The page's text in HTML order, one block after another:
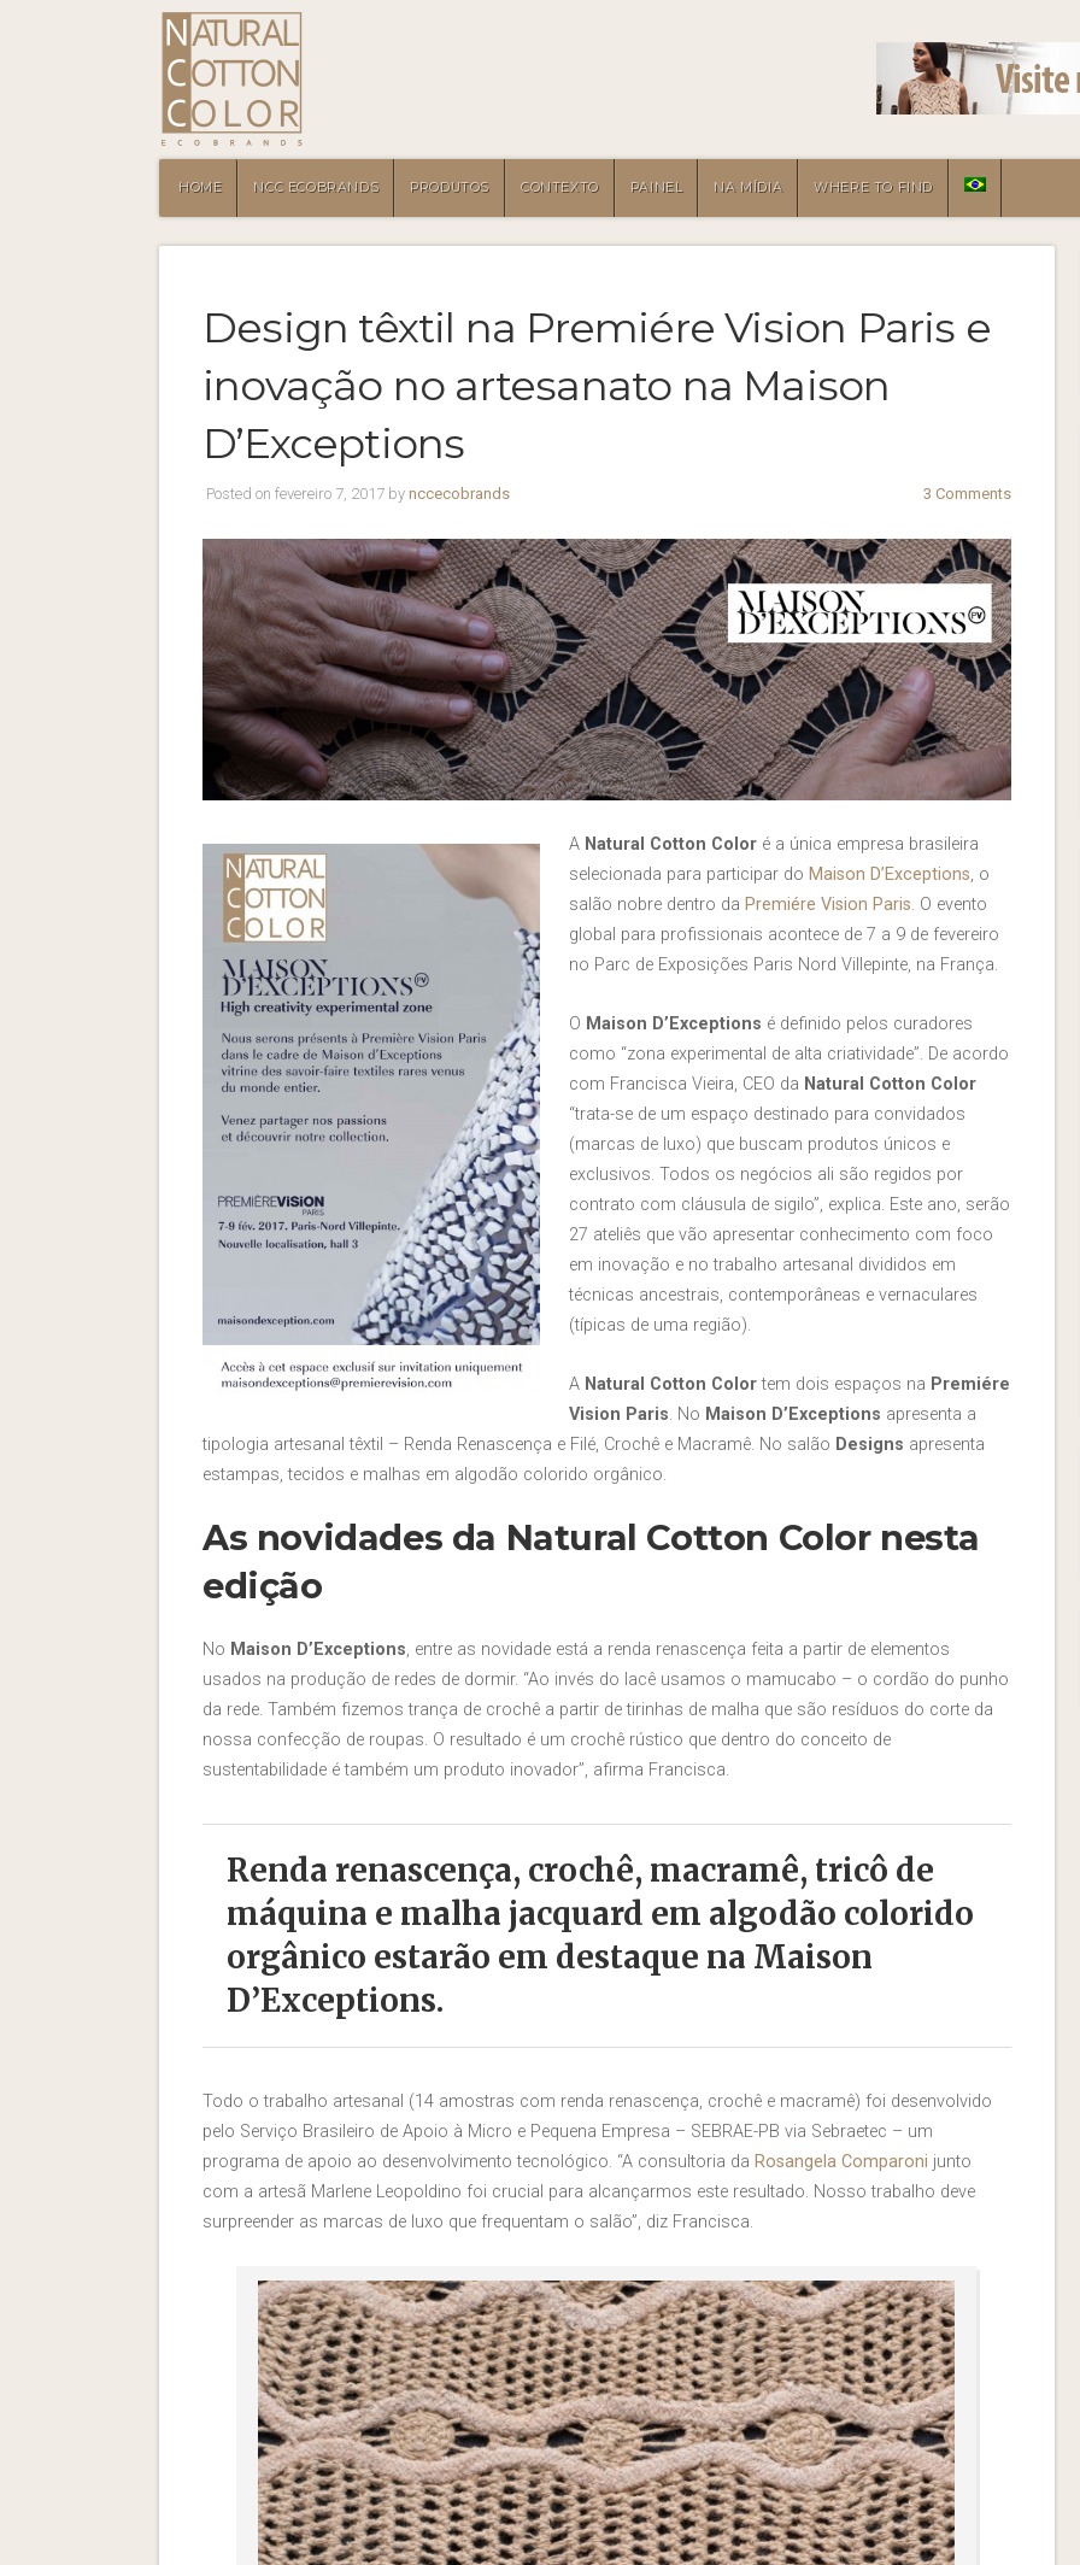
HOME NCC ECOBRANDS PRODUTOS CONTEXTO PAINEL NA MÍDIA WHERE TO FIND
Design têxtil na Premiére Vision Paris e
inovação no artesanato na Maison
D’Exceptions
Posted on fevereiro 7, 2017 by nccecobrands 3 Comments
A Natural Cotton Color é a única empresa brasileira
selecionada para participar do Maison D’Exceptions, o
salão nobre dentro da Premiére Vision Paris. O evento
global para profissionais acontece de 7 a 9 de fevereiro
no Parc de Exposições Paris Nord Villepinte, na França.
O Maison D’Exceptions é definido pelos curadores
como “zona experimental de alta criatividade”. De acordo
com Francisca Vieira, CEO da Natural Cotton Color
“trata-se de um espaço destinado para convidados
(marcas de luxo) que buscam produtos únicos e
exclusivos. Todos os negócios ali são regidos por
contrato com cláusula de sigilo”, explica. Este ano, serão
27 ateliês que vão apresentar conhecimento com foco
em inovação e no trabalho artesanal divididos em
técnicas ancestrais, contemporâneas e vernaculares
(típicas de uma região).
A Natural Cotton Colortem dois espaços na Premiére
Vision Paris. No Maison D’Exceptions apresenta a
tipologia artesanal têxtil – Renda Renascença e Filé, Crochê e Macramê. No salão Designs apresenta
estampas, tecidos e malhas em algodão colorido orgânico.
As novidades da Natural Cotton Color nesta
edição
No Maison D’Exceptions, entre as novidade está a renda renascença feita a partir de elementos
usados na produção de redes de dormir. “Ao invés do lacê usamos o mamucabo – o cordão do punho
da rede. Também fizemos trança de crochê a partir de tirinhas de malha que são resíduos do corte da
nossa confecção de roupas. O resultado é um crochê rústico que dentro do conceito de
sustentabilidade é também um produto inovador”, afirma Francisca.
Renda renascença, crochê, macramê, tricô de
máquina e malha jacquard em algodão colorido
orgânico estarão em destaque na Maison
D’Exceptions.
Todo o trabalho artesanal (14 amostras com renda renascença, crochê e macramê) foi desenvolvido
pelo Serviço Brasileiro de Apoio à Micro e Pequena Empresa – SEBRAE-PB via Sebraetec – um
programa de apoio ao desenvolvimento tecnológico. “A consultoria da Rosangela Comparoni junto
com a artesã Marlene Leopoldino foi crucial para alcançarmos este resultado. Nosso trabalho deve
surpreender as marcas de luxo que frequentam o salão”, diz Francisca.